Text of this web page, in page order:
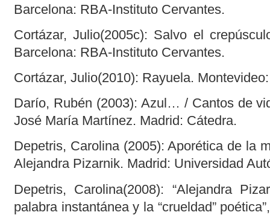
Barcelona: RBA-Instituto Cervantes.
Cortázar, Julio(2005c): Salvo el
Barcelona: RBA-Instituto Cervantes.
Cortázar, Julio(2010): Rayuela.
Darío, Rubén (2003): Azul… / Cantos de
José María Martínez. Madrid: Cátedra.
Depetris, Carolina (2005): Aporética de la
Alejandra Pizarnik. Madrid: Universidad
Depetris, Carolina(2008): “Alejandra
palabra instantánea y la “crueldad”